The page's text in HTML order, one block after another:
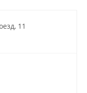
11